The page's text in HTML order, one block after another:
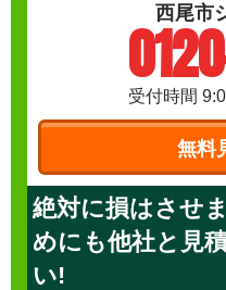
西尾市
受付時間
無料
絶対に損はさせ
めにも他社と見
い!